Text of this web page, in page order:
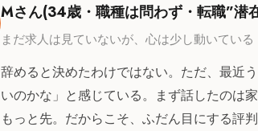
Mさん(34歳・職種は問わず・転職”潜
まだ求人は見ていないが、心は少し動いている
辞めると決めたわけではない。ただ、最近
いのかな」と感じている。まず話したのは
もっと先。だからこそ、ふだん目にする評